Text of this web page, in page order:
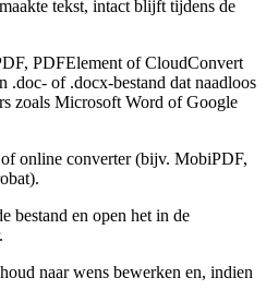
tekst, intact blijft tijdens de
PDFElement of CloudConvert
.doc- of .docx-bestand dat naadloos
zoals Microsoft Word of Google
online converter (bijv. MobiPDF,
bestand en open het in de
naar wens bewerken en, indien